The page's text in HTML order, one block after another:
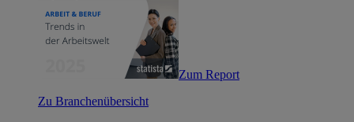
Zum Report
Zu Branchenübersicht